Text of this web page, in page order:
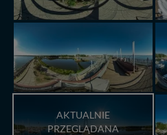
AKTUALNIE
PRZEGLĄDANA